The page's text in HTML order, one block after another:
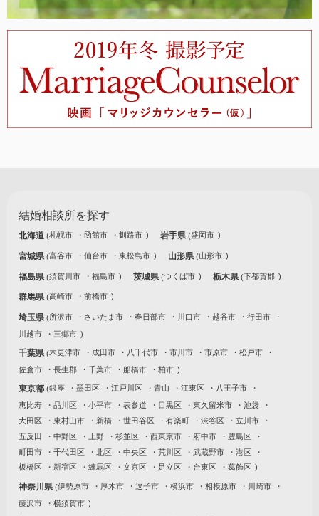
結婚相談所を探す
北海道 札幌市 函館市 釧路市 岩手県 盛岡市
宮城県 富谷市 仙台市 東松島市 山形県 山形市
福島県 須賀川市 福島市 茨城県 つくば市 栃木県 下都賀郡
群馬県 高崎市 前橋市
埼玉県 所沢市 さいたま市 春日部市 川口市 越谷市
行田市
川越市
三郷市
千葉県 木更津市 成田市 八千代市 市川市 市原市
松戸市
佐倉市
長生郡 千葉市 船橋市 柏市
東京都 銀座 墨田区 江戸川区 青山 江東区
八王子市
恵比寿
品川区 小平市 表参道 目黒区 東久留米市
池袋
大田区
東村山市 新橋 世田谷区 有楽町 渋谷区
立川市
五反田
中野区 上野 杉並区 西東京市 府中市
豊島区
町田市
千代田区 北区 中央区 荒川区 武蔵野市
港区
板橋区
新宿区 練馬区 文京区 足立区 台東区 葛飾区
神奈川県 伊勢原市 厚木市 逗子市 横浜市 相模原市
川崎市
藤沢市
横須賀市